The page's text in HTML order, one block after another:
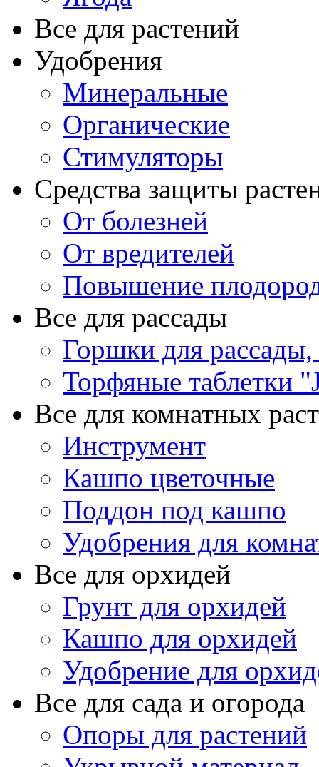
Все для растений
Удобрения
Минеральные
Органические
Стимуляторы
Средства защиты
От болезней
От вредителей
Повышение
Все для рассады
Горшки для рассады,
Торфяные таблетки
Все для комнатных
Инструмент
Кашпо цветочные
Поддон под кашпо
Удобрения для
Все для орхидей
Грунт для орхидей
Кашпо для орхидей
Удобрение для
Все для сада и огорода
Опоры для растений